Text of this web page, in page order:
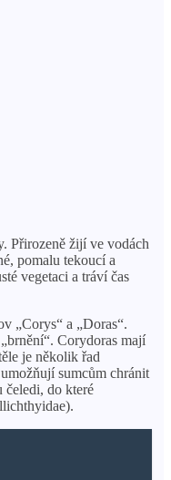
Přirozeně žijí ve vodách
pomalu tekoucí a
vegetaci a tráví čas
„Corys“ a „Doras“.
Corydoras mají
je několik řad
sumcům chránit
čeledi, do které